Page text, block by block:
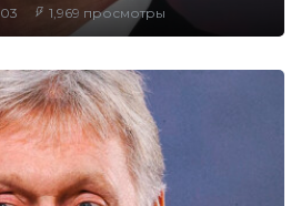
1,969 просмотры